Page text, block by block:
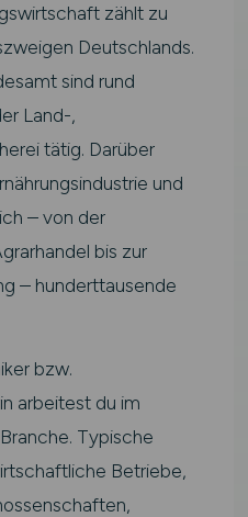
zählt zu
Deutschlands.
sind rund
Land-,
tätig. Darüber
und
– von der
bis zur
– hunderttausende
bzw.
arbeitest du im
Typische
Betriebe,